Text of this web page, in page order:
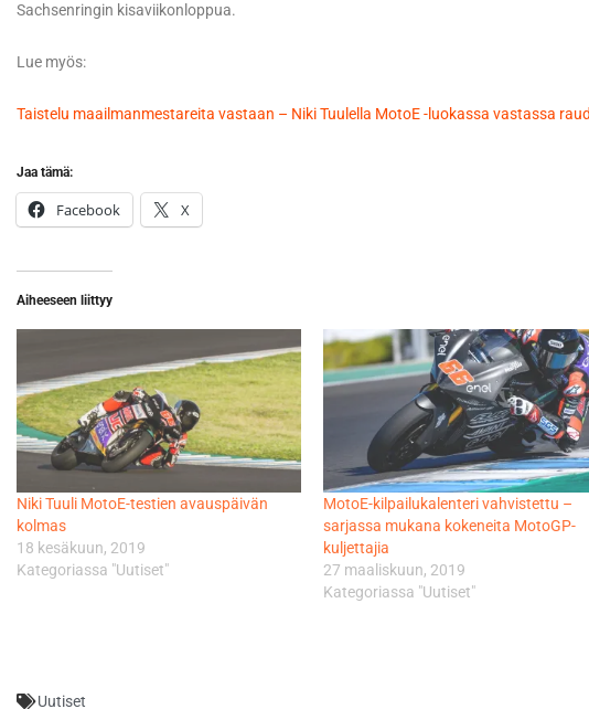
Sachsenringin kisaviikonloppua.
Lue myös:
Taistelu maailmanmestareita vastaan – Niki Tuulella MotoE -luokassa vastassa
Jaa tämä:
Facebook X
Aiheeseen liittyy
Niki Tuuli MotoE-testien avauspäivän
kolmas
18 kesäkuun, 2019
Kategoriassa "Uutiset"
MotoE-kilpailukalenteri vahvistettu –
sarjassa mukana kokeneita MotoGP-
kuljettajia
27 maaliskuun, 2019
Kategoriassa "Uutiset"
Uutiset